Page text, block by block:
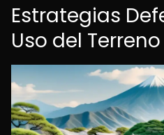
Estrategias
Uso del Terreno